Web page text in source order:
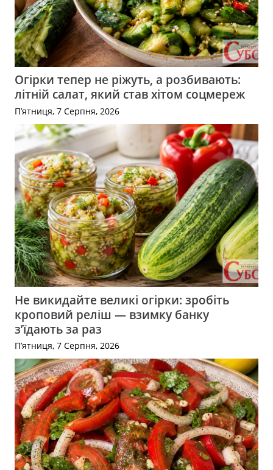
Огірки тепер не ріжуть, а розбивають:
літній салат, який став хітом соцмереж
П’ятниця, 7 Серпня, 2026
Не викидайте великі огірки: зробіть
кроповий реліш — взимку банку
з’їдають за раз
П’ятниця, 7 Серпня, 2026